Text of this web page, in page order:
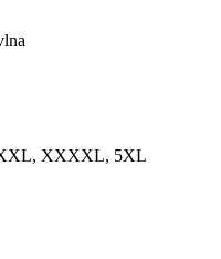
XXXXL, 5XL